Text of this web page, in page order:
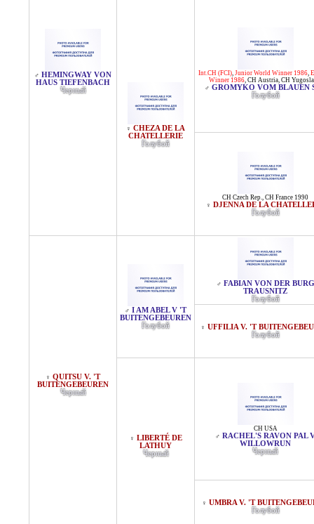
♂ HEMINGWAY VON
HAUS TIEFENBACH
Черный
♀ CHEZA DE LA
CHATELLERIE
Голубой
Int.CH (FCI), Junior World Winner 1986,
Winner 1986, CH Austria, CH
♂ GROMYKO VOM BLAUEN
Голубой
CH Czech Rep., CH France 1990
♀ DJENNA DE LA
Голубой
♀ QUITSU V. 'T
BUITENGEBEUREN
Черный
♂ I AM ABEL V 'T
BUITENGEBEUREN
Голубой
♂ FABIAN VON DER BURG
TRAUSNITZ
Голубой
♀ UFFILIA V. 'T
Голубой
♀ LIBERTÉ DE
LATHUY
Черный
CH USA
♂ RACHEL'S RAVON PAL
WILLOWRUN
Черный
♀ UMBRA V. 'T
Голубой